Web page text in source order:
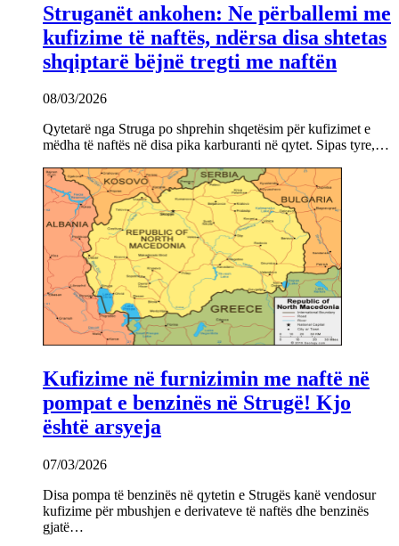
Struganët ankohen: Ne përballemi me
kufizime të naftës, ndërsa disa shtetas
shqiptarë bëjnë tregti me naftën
08/03/2026
Qytetarë nga Struga po shprehin shqetësim për kufizimet e
mëdha të naftës në disa pika karburanti në qytet. Sipas tyre,…
Kufizime në furnizimin me naftë në
pompat e benzinës në Strugë! Kjo
është arsyeja
07/03/2026
Disa pompa të benzinës në qytetin e Strugës kanë vendosur
kufizime për mbushjen e derivateve të naftës dhe benzinës
gjatë…